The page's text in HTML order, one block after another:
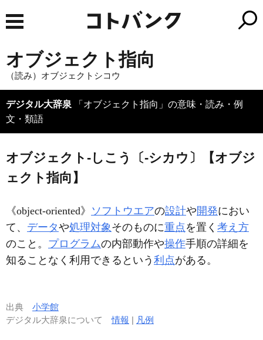
オブジェクト指向
（読み）オブジェクトシコウ
デジタル大辞泉 「オブジェクト指向」の意味・読み・例
文・類語
オブジェクト‐しこう〔‐シカウ〕【オブジ
ェクト指向】
《object-oriented》 ソフトウエアの設計や開発におい
て、 データや処理対象そのものに重点 を置く 考え方
のこと。 プログラムの内部動作や操作手順の詳細を
知ることなく利用できるという 利点がある。
出典 小学館
デジタル大辞泉について情報 | 凡例